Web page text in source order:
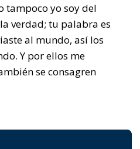
tampoco yo soy del
verdad; tu palabra es
al mundo, así los
Y por ellos me
se consagren